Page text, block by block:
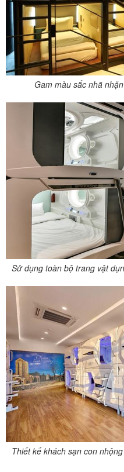
Gam màu sắc nhã
Sử dụng toàn bộ trang vật
Thiết kế khách sạn con